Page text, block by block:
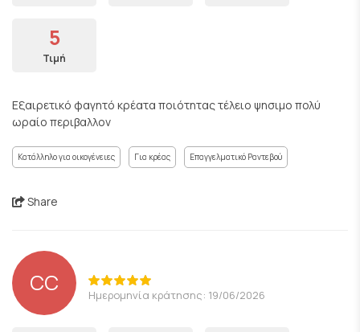
5
Τιμή
Εξαιρετικό φαγητό κρέατα ποιότητας τέλειο ψησιμο πολύ
ωραίο περιβαλλον
Κατάλληλο για οικογένειες Για κρέας Επαγγελματικό Ραντεβού
Share
CC Ημερομηνία κράτησης: 19/06/2026